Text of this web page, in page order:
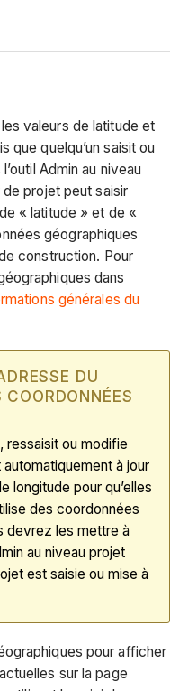
valeurs de latitude et
que quelqu’un saisit ou
Admin au niveau
de projet peut saisir
« latitude » et de «
géographiques
construction. Pour
dans
générales du
DU
ressaisit ou modifie
automatiquement à jour
longitude pour qu’elles
des coordonnées
devrez les mettre à
au niveau projet
est saisie ou mise à
pour afficher
sur la page